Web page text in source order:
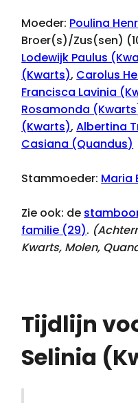
Moeder: Poulina
Broer(s)/Zus(sen)
Lodewijk Paulus
(Kwarts), Carolus
Francisca Lavinia
Rosamonda
(Kwarts),Albertina
Casiana (Quandus)
Stammoeder: Maria
Zie ook: de
familie (29).
Kwarts, Molen,
Tijdlijn
Selinia